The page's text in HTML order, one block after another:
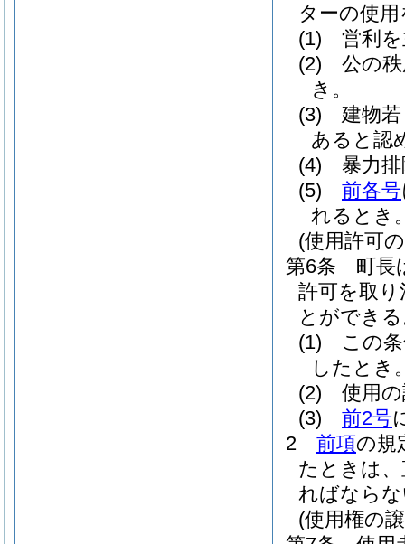
ターの使
(1)
営利
(2)
公の
き。
(3)
建物
あると認
(4)
暴力
(5)
前各号
れるとき
(使用許可
第6条
町長
許可を取
とができ
(1)
この
したとき
(2)
使用
(3)
前2号
2
前項の規
たときは
ればなら
(使用権の